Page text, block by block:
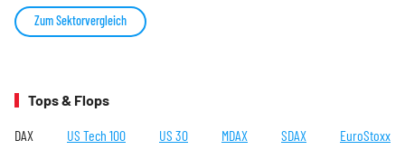
Zum Sektorvergleich
Tops & Flops
DAX US Tech 100 US 30 MDAX SDAX EuroStoxx